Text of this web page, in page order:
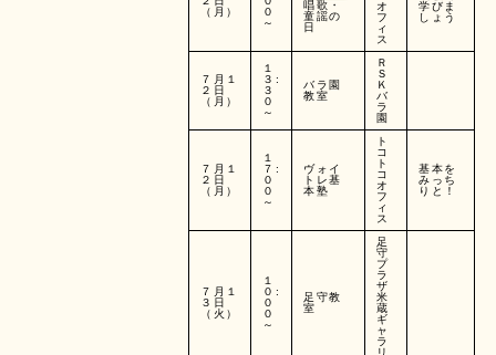
（月）
０
～
唱歌・
童謡の
日
オ
フ
ィ
ス
学びま
しょう
７月１
２日
（月）
１
３:
３
０
～
バラ園
教室
Ｒ
Ｓ
Ｋ
バ
ラ
園
７月１
２日
（月）
１
７:
０
０
～
ヴォイ
トレ基
本塾
ト
コ
ト
コ
オ
フ
ィ
ス
基本を
みっち
りと！
７月１
３日
（火）
１
０:
０
０
～
足守教
室
足
守
プ
ラ
ザ
米
蔵
ギ
ャ
ラ
リ